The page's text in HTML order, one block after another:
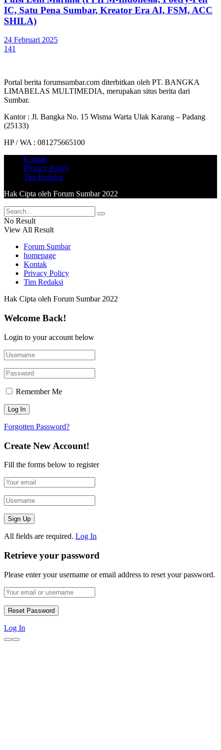
IC, Satu Pena Sumbar, Kreator Era AI, FSM, ACC
SHILA)
24 Februari 2025
141
Portal berita forumsumbar.com diterbitkan oleh PT. BANGKA
LIMABELAS MULTIMEDIA, merupakan situs berita dari
Sumbar.
Kantor : Jl. Bangka No. 15 Wisma Warta Ulak Karang – Padang
(25133)
HP / WA : 081275665100
Kontak
Privacy Policy
Tim Redaksi
Hak Cipta oleh Forum Sumbar 2022
No Result
View All Result
Forum Sumbar
homepage
Kontak
Privacy Policy
Tim Redaksi
Hak Cipta oleh Forum Sumbar 2022
Welcome Back!
Login to your account below
Remember Me
Forgotten Password?
Create New Account!
Fill the forms below to register
All fields are required. Log In
Retrieve your password
Please enter your username or email address to reset your password.
Log In